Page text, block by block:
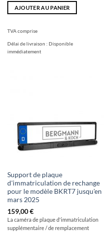
AJOUTER AU PANIER
TVA comprise
Délai de livraison : Disponible
immédiatement
Support de plaque
d'immatriculation de rechange
pour le modèle BKRT7 jusqu'en
mars 2025
159,00€
La caméra de plaque d'immatriculation
supplémentaire / de remplacement